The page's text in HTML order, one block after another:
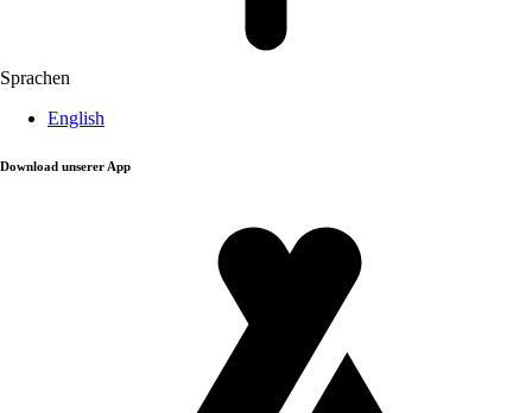
Sprachen
English
Download unserer App